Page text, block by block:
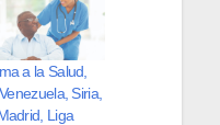
a la Salud,
Siria,
Liga